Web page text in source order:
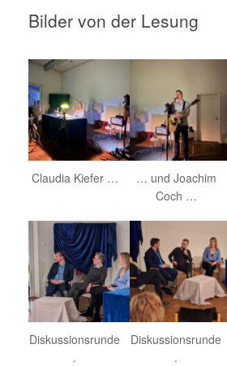
Bilder von der Lesung
Claudia Kiefer …
… und Joachim
Coch …
Diskussionsrunde
.
Diskussionsrunde
.